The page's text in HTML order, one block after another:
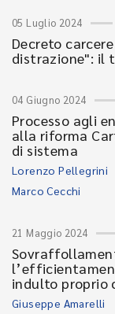
05 Luglio 2024
Decreto
distrazione": il
04 Giugno 2024
Processo agli
alla riforma
di sistema
Lorenzo Pellegrini
Marco Cecchi
21 Maggio 2024
indulto proprio
Giuseppe Amarelli